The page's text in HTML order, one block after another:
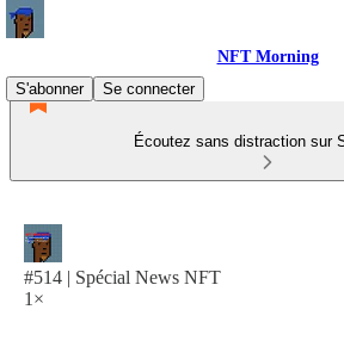
NFT Morning
S'abonner
Se connecter
Écoutez sans distraction sur
#514 | Spécial News NFT
1×